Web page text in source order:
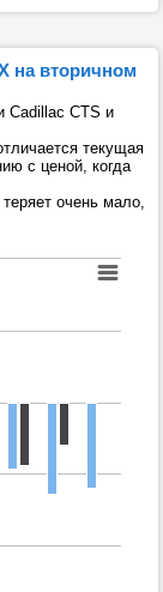
на вторичном
Cadillac CTS и
текущая
с ценой, когда
очень мало,